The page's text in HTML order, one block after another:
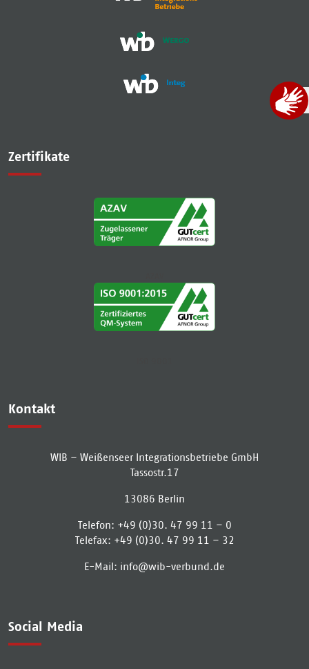
Zertifikate
Kontakt
WIB – Weißenseer Integrationsbetriebe GmbH
Tassostr.17
13086 Berlin
Telefon: +49 (0)30. 47 99 11 – 0
Telefax: +49 (0)30. 47 99 11 – 32
E-Mail: info­@­wib-verbund­.­de
Social Media